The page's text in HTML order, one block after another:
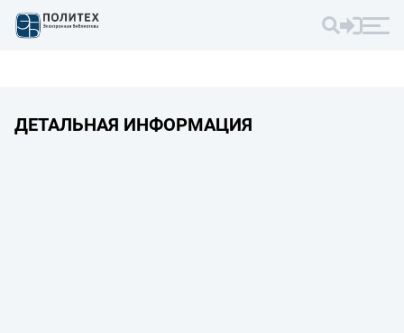
ДЕТАЛЬНАЯ ИНФОРМАЦИЯ